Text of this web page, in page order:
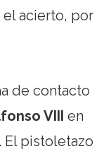
acierto, por
de contacto
VIII en
El pistoletazo